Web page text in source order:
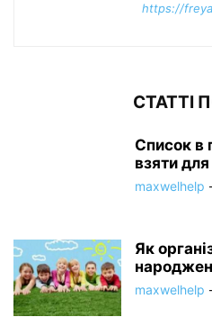
https://
СТАТТІ
Список в
взяти
maxwelhelp
Як
maxwelhelp